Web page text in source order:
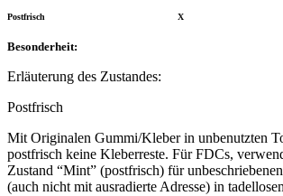
Postfrisch X
Besonderheit:
Erläuterung des Zustandes:
Postfrisch
Mit Originalen Gummi/Kleber in unbenutzten
postfrisch keine Kleberreste. Für FDCs,
Zustand “Mint” (postfrisch) für
(auch nicht mit ausradierte Adresse) in